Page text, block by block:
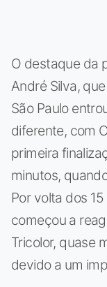
O destaque da
André Silva,
São Paulo
diferente, com
primeira
minutos,
Por volta dos
começou a
Tricolor, quase
devido a um